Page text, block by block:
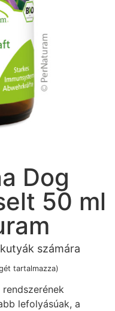
Dog
50 ml
számára
tartalmazza)
lefolyásúak, a